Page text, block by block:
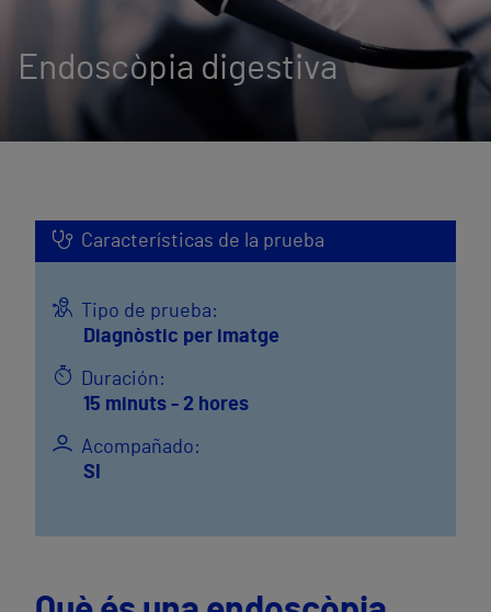
Endoscòpia digestiva
Características de la prueba
Tipo de prueba:
Diagnòstic per imatge
Duración:
15 minuts - 2 hores
Acompañado:
SI